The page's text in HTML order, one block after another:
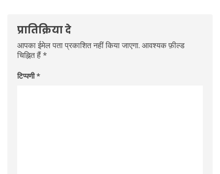
प्रातिक्रिया दे
आपका ईमेल पता प्रकाशित नहीं किया जाएगा. आवश्यक फ़ील्ड
चिह्नित हैं*
टिप्पणी*